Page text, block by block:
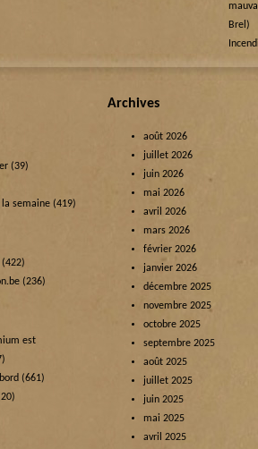
Brel)
(39)
semaine (419)
(422)
(236)
est
(661)
Archives
août 2026
juillet 2026
juin 2026
mai 2026
avril 2026
mars 2026
février 2026
janvier 2026
décembre 2025
novembre 2025
octobre 2025
septembre 2025
août 2025
juillet 2025
juin 2025
mai 2025
avril 2025